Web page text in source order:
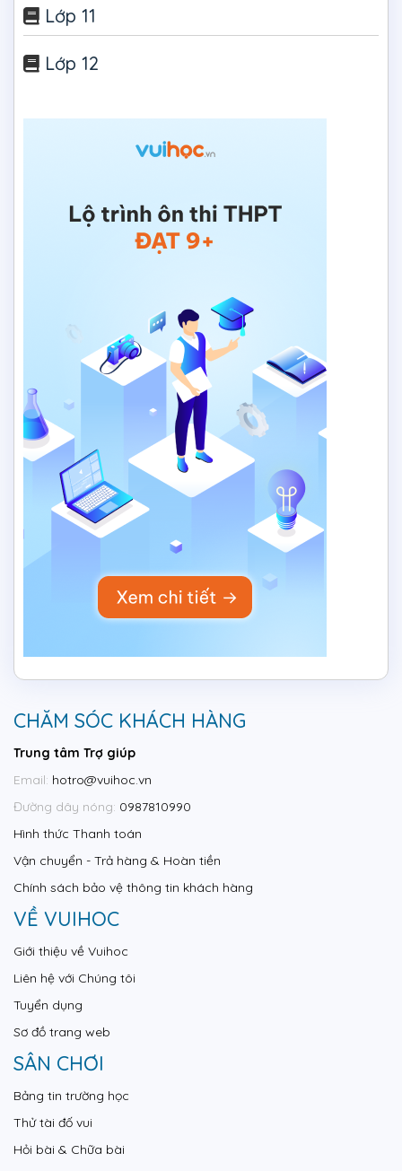
Lớp 11
Lớp 12
CHĂM SÓC KHÁCH HÀNG
Trung tâm Trợ giúp
Email: hotro@vuihoc.vn
Đường dây nóng: 0987810990
Hình thức Thanh toán
Vận chuyển - Trả hàng & Hoàn tiền
Chính sách bảo vệ thông tin khách hàng
VỀ VUIHOC
Giới thiệu về Vuihoc
Liên hệ với Chúng tôi
Tuyển dụng
Sơ đồ trang web
SÂN CHƠI
Bảng tin trường học
Thử tài đố vui
Hỏi bài & Chữa bài